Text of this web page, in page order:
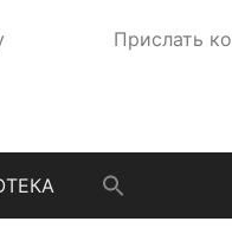
Прислать